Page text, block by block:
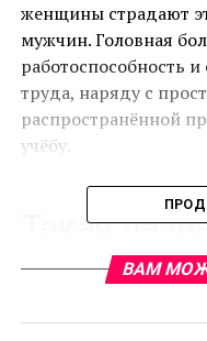
женщины страдают
мужчин. Головная
работоспособность
труда, наряду с
распространённой
учёбу.
Такая
Учёные
исследования, около
ВАМ